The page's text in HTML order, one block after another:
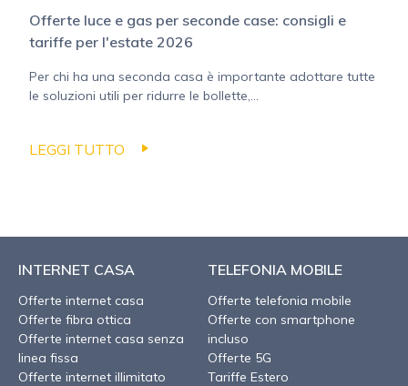
Offerte luce e gas per seconde case: consigli e
tariffe per l'estate 2026
Per chi ha una seconda casa è importante adottare tutte
le soluzioni utili per ridurre le bollette,...
LEGGI TUTTO
INTERNET CASA
Offerte internet casa
Offerte fibra ottica
Offerte internet casa senza
linea fissa
Offerte internet illimitato
TELEFONIA MOBILE
Offerte telefonia mobile
Offerte con smartphone
incluso
Offerte 5G
Tariffe Estero